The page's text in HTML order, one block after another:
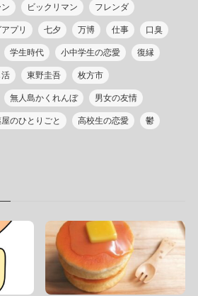
ビックリマン フレンダ
プリ 七夕 万博 仕事 口臭
学生時代 小中学生の恋愛 復縁
東野圭吾 枚方市
無人島かくれんぼ 男女の友情
のひとりごと 高校生の恋愛 鬱